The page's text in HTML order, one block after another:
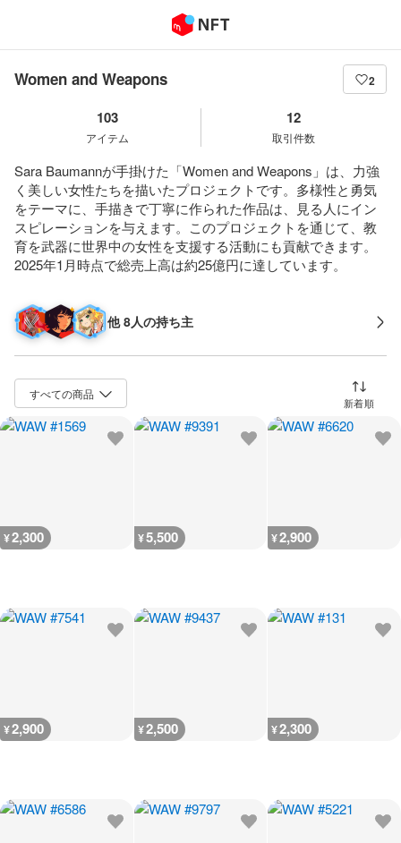
Women and Weapons 2
103
アイテム
12
取引件数
Sara Baumannが手掛けた「Women and Weapons」は、力強
く美しい女性たちを描いたプロジェクトです。多様性と勇気
をテーマに、手描きで丁寧に作られた作品は、見る人にイン
スピレーションを与えます。このプロジェクトを通じて、教
育を武器に世界中の女性を支援する活動にも貢献できます。
2025年1月時点で総売上高は約25億円に達しています。
他 8人の持ち主
並び替え
¥2,300 ¥5,500 ¥2,900
¥2,900 ¥2,500 ¥2,300